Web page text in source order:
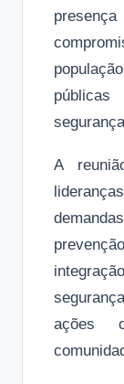
A
ações